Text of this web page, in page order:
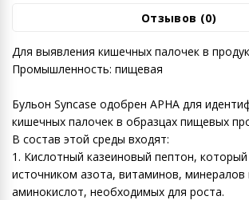
Отзывов (0)
Для выявления кишечных палочек в
Промышленность: пищевая
Бульон Syncase одобрен APHA для
кишечных палочек в образцах пищевых
В состав этой среды входят:
1. Кислотный казеиновый пептон,
источником азота, витаминов,
аминокислот, необходимых для роста.